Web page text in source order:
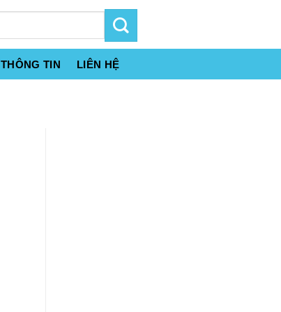
THÔNG TIN LIÊN HỆ